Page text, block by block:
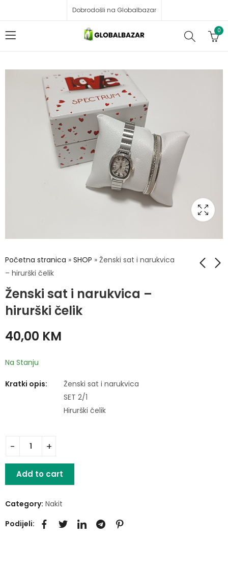
Dobrodošli na Globalbazar
0
Početna stranica » SHOP » Ženski sat i narukvica
– hirurški čelik
Ženski sat i narukvica –
hirurški čelik
Ženski sat i
40,00 KM
Na Stanju
Kratki opis:
Ženski sat i narukvica
SET 2/1
Hirurški čelik
Add to cart
Category: Nakit
Podijeli: